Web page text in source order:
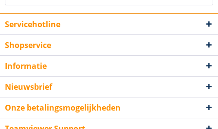
Servicehotline
Shopservice
Informatie
Nieuwsbrief
Onze betalingsmogelijkheden